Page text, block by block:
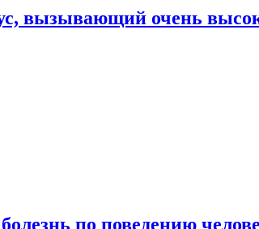
вызывающий очень
по поведению